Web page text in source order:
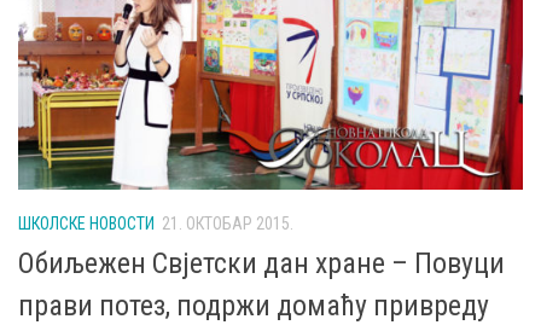
ШКОЛСКЕ НОВОСТИ 21. ОКТОБАР 2015.
Oбиљежен Свјетски дан хране – Повуци
прави потез, подржи домаћу привреду